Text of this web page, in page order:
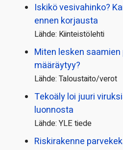
Iskikö vesivahinko?
ennen korjausta
Lähde: Kiinteistölehti
Miten lesken
määräytyy?
Lähde: Taloustaito/verot
Tekoäly loi juuri
luonnosta
Lähde: YLE tiede
Riskirakenne